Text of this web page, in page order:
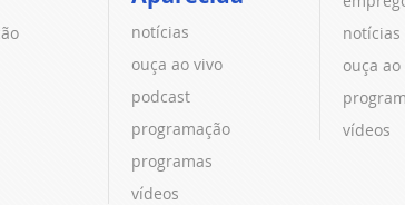
notícias
ouça ao vivo
podcast
programação
programas
vídeos
notícias
ouça ao
vídeos